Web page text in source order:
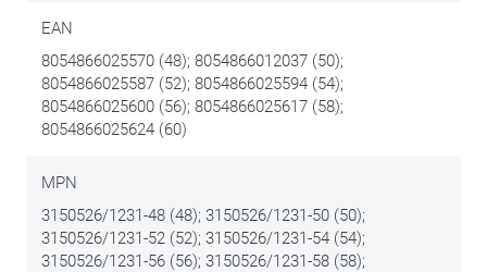
EAN
8054866025570 (48); 8054866012037 (50);
8054866025587 (52); 8054866025594 (54);
8054866025600 (56); 8054866025617 (58);
8054866025624 (60)
MPN
3150526/1231-48 (48); 3150526/1231-50 (50);
3150526/1231-52 (52); 3150526/1231-54 (54);
3150526/1231-56 (56); 3150526/1231-58 (58);